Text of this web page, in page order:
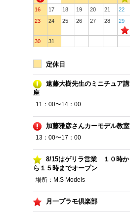
16 17 18 19 20 21
22
23
24 25 26 27 28 29
30 31
定休日
遠藤大樹先生のミニチュア講
座
11：00〜14：00
加藤雅彦さんカーモデル教室
13：00〜17：00
8/15はゲリラ営業 １０時か
ら１５時までオープン
場所：M.S Models
月一プラモ倶楽部